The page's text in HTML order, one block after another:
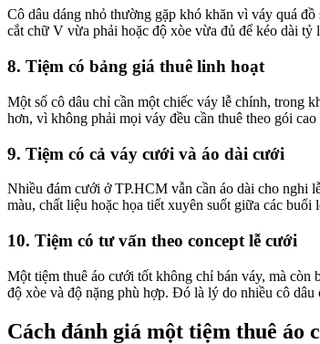
Cô dâu dáng nhỏ thường gặp khó khăn vì váy quá
cắt chữ V vừa phải hoặc độ xòe vừa đủ để kéo dài
8. Tiệm có bảng giá thuê linh hoạt
Một số cô dâu chỉ cần một chiếc váy lễ chính, trong
hơn, vì không phải mọi váy đều cần thuê theo gói
9. Tiệm có cả váy cưới và áo dài cưới
Nhiều đám cưới ở TP.HCM vẫn cần áo dài cho nghi
màu, chất liệu hoặc họa tiết xuyên suốt giữa các
10. Tiệm có tư vấn theo concept lễ cưới
Một tiệm thuê áo cưới tốt không chỉ bán váy, mà còn
độ xòe và độ nặng phù hợp. Đó là lý do nhiều cô
Cách đánh giá một tiệm thuê